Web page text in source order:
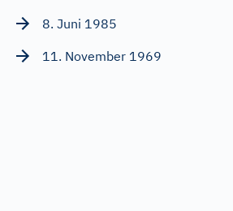
8. Juni 1985
11. November 1969